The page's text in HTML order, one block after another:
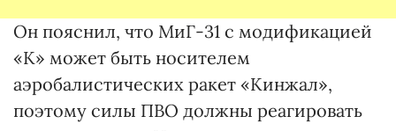
Он пояснил, что МиГ-31 с модификацией
«К» может быть носителем
аэробалистических ракет «Кинжал»,
поэтому силы ПВО должны реагировать